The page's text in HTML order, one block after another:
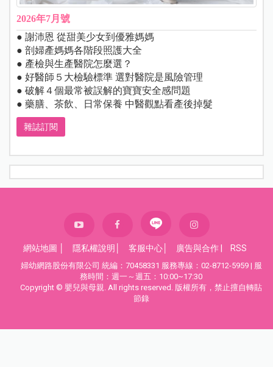
2026年7月號
● 謝沛恩 從甜美少女到優雅媽媽
● 剖婦產媽媽各階段照護大全
● 產檢與生產醫院怎麼選？
● 好醫師５大檢驗標準 選對醫院是風險管理
● 破解４個最常被誤解的寶寶安全感問題
● 藥膳、茶飲、日常保養 中醫觀點看產後掉髮
雜誌訂閱
網站地圖 隱私權說明 客服中心 廣告與合作 RSS
婦幼網路股份有限公司 統編：70458331 服務專線：02-8712-5959 | 服
務時間：週一～週五：10:00~17:30
Copyright © 嬰兒與母親. All rights reserved. 版權所有，禁止擅自轉貼
節錄